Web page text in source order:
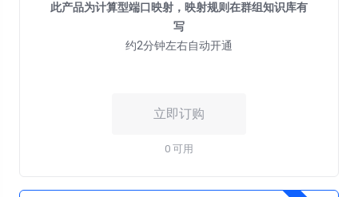
此产品为计算型端口映射，映射规则在群组知识库有
写
约2分钟左右自动开通
立即订购
0 可用